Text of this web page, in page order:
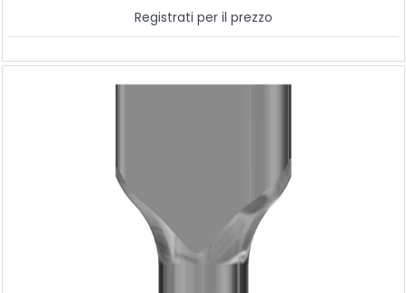
Registrati per il prezzo